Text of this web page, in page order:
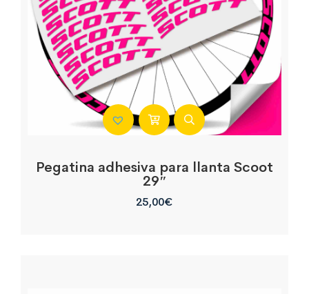
Pegatina adhesiva para llanta Scoot
29″
25,00€